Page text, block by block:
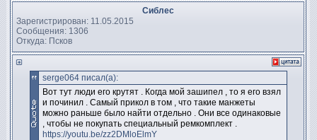
Сиблес
Зарегистрирован: 11.05.2015
Сообщения: 1306
Откуда: Псков
serge064 писал(а):
Вот тут люди его крутят . Когда мой зашипел , то я его взял
и починил . Самый прикол в том , что такие манжеты
можно раньше было найти отдельно . Они все одинаковые
, чтобы не покупать специальный ремкомплект .
https://youtu.be/zz2DMloElmY